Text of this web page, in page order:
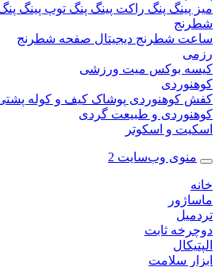
پنگراکت پینگ پنگتوپ پینگ پنگ
شطرنج دیجیتالصفحه شطرنج
بوکسمیت ورزشی
کوهنوردیپوشاککیف و کوله پشتی
و طبیعت گردی
و اسکوتر
وب‌سایت 2
ثابت
سلامت